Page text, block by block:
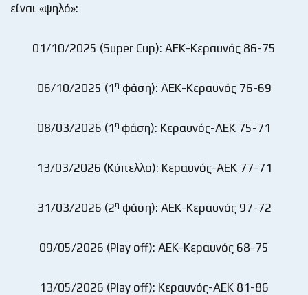
είναι «ψηλό»:
01/10/2025 (Super Cup): ΑΕΚ-Κεραυνός 86-75
06/10/2025 (1η φάση): ΑΕΚ-Κεραυνός 76-69
08/03/2026 (1η φάση): Κεραυνός-ΑΕΚ 75-71
13/03/2026 (Κύπελλο): Κεραυνός-ΑΕΚ 77-71
31/03/2026 (2η φάση): ΑΕΚ-Κεραυνός 97-72
09/05/2026 (Ρlay off): ΑΕΚ-Κεραυνός 68-75
13/05/2026 (Ρlay off): Κεραυνός-ΑΕΚ 81-86